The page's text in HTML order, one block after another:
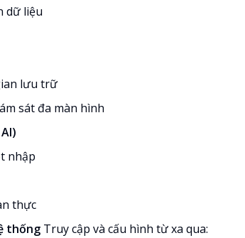
dữ liệu
lưu trữ
sát đa màn hình
nhập
thực
thống Truy cập và cấu hình từ xa qua: